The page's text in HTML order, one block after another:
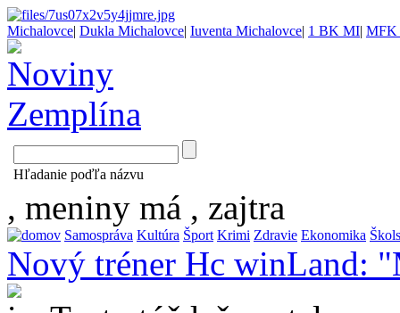
Michalovce| Dukla Michalovce| Iuventa Michalovce| 1 BK MI| MFK
Hľadanie poďľa názvu
, meniny má , zajtra
Samospráva Kultúra Šport Krimi Zdravie Ekonomika
Nový tréner Hc winLand: